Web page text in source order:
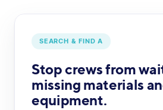
SEARCH & FIND A
Stop crews from
missing materials
equipment.